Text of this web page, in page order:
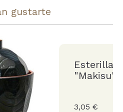
gustarte
Esterilla
"Makisu"
3,05 €